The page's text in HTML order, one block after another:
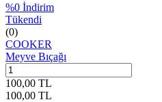
%0 İndirim
Tükendi
(0)
COOKER
Meyve Bıçağı
100,00 TL
100,00 TL